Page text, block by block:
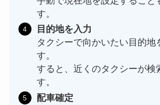
す。
目的地を入力
タクシーで向かいたい目的地
す。
すると、近くのタクシーが検
す。
配車確定